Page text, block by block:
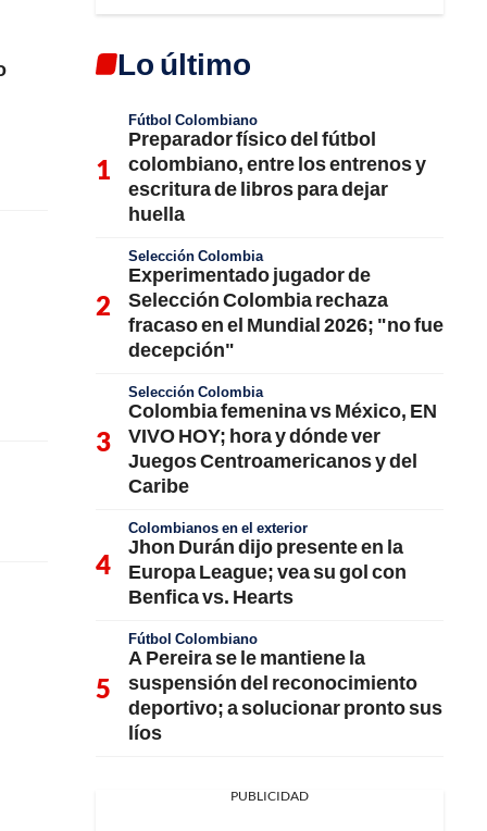
Lo último
Fútbol Colombiano
Preparador físico del fútbol
colombiano, entre los entrenos y
escritura de libros para dejar
huella
Selección Colombia
Experimentado jugador de
Selección Colombia rechaza
fracaso en el Mundial 2026; "no fue
decepción"
Selección Colombia
Colombia femenina vs México, EN
VIVO HOY; hora y dónde ver
Juegos Centroamericanos y del
Caribe
Colombianos en el exterior
Jhon Durán dijo presente en la
Europa League; vea su gol con
Benfica vs. Hearts
Fútbol Colombiano
A Pereira se le mantiene la
suspensión del reconocimiento
deportivo; a solucionar pronto sus
líos
PUBLICIDAD